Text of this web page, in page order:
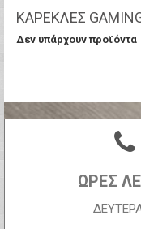
ΚΑΡΈΚΛΕΣ
Δεν υπάρχουν προϊόντα
ΩΡΕΣ